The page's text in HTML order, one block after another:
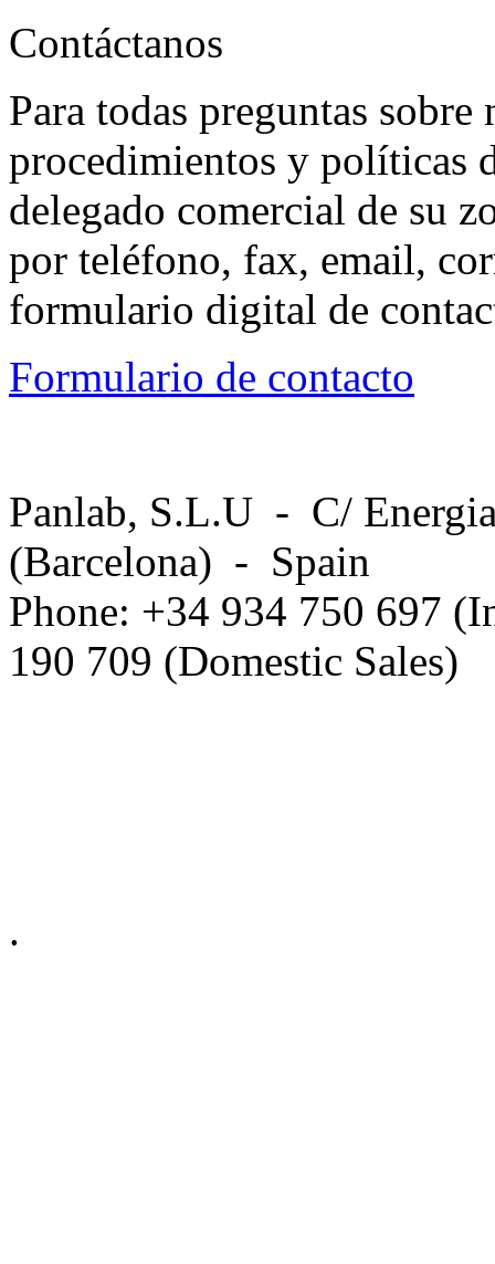
Contáctanos
Para todas preguntas
procedimientos y políticas
delegado comercial de su
por teléfono, fax, email,
formulario digital de
Formulario de contacto
Panlab, S.L.U - C/
(Barcelona) - Spain
Phone: +34 934 750 697
190 709 (Domestic Sales)
.